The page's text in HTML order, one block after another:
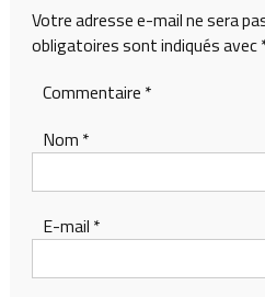
Votre adresse e-mail ne sera
obligatoires sont indiqués avec
Commentaire *
Nom *
E-mail *